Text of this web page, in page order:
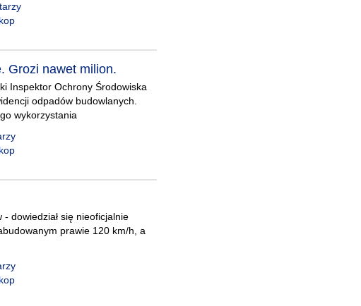
Grozi nawet milion.
Inspektor Ochrony Środowiska
odpadów budowlanych.
wykorzystania
dowiedział się nieoficjalnie
prawie 120 km/h, a